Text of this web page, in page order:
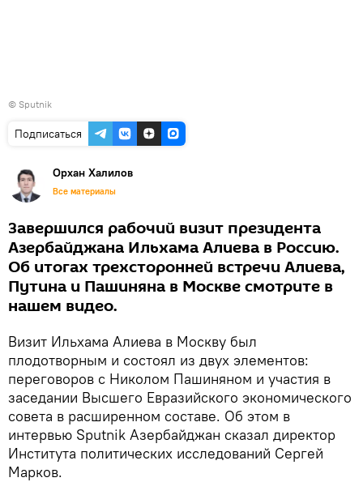
© Sputnik
Подписаться
Орхан Халилов
Все материалы
Завершился рабочий визит президента
Азербайджана Ильхама Алиева в Россию.
Об итогах трехсторонней встречи Алиева,
Путина и Пашиняна в Москве смотрите в
нашем видео.
Визит Ильхама Алиева в Москву был
плодотворным и состоял из двух элементов:
переговоров с Николом Пашиняном и участия в
заседании Высшего Евразийского экономического
совета в расширенном составе. Об этом в
интервью Sputnik Азербайджан сказал директор
Института политических исследований Сергей
Марков.